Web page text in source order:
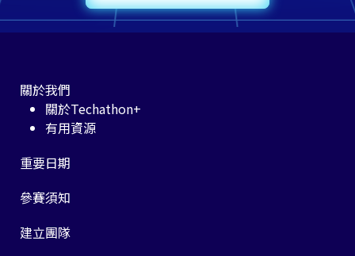
關於我們
關於Techathon+
有用資源
重要日期
參賽須知
建立團隊